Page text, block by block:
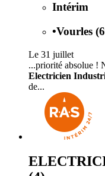
Intérim
•Vourles
Le 31 juillet
...priorité absolue !
Electricien
de...